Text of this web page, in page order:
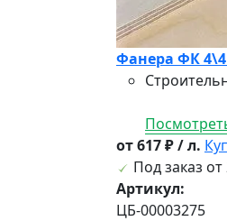
Фанера ФК
от 617 ₽ / л.
Под заказ от
Артикул:
ЦБ-00003275